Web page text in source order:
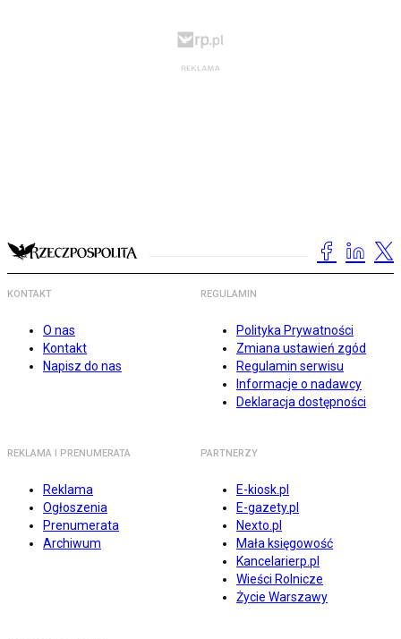
KONTAKT
O nas
Kontakt
Napisz do nas
REGULAMIN
Polityka Prywatności
Zmiana ustawień zgód
Regulamin serwisu
Informacje o nadawcy
Deklaracja dostępności
REKLAMA I PRENUMERATA
Reklama
Ogłoszenia
Prenumerata
Archiwum
PARTNERZY
E-kiosk.pl
E-gazety.pl
Nexto.pl
Mała księgowość
Kancelarierp.pl
Wieści Rolnicze
Życie Warszawy